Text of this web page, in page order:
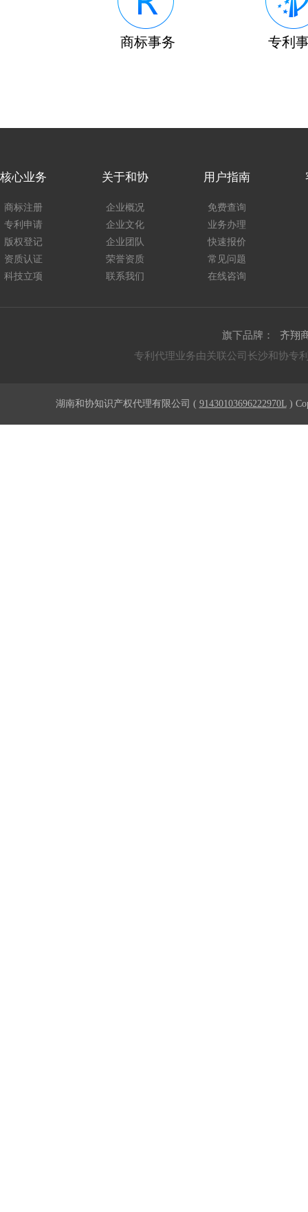
商标事务 专利
核心业务
商标注册
专利申请
版权登记
资质认证
科技立项
关于和协
企业概况
企业文化
企业团队
荣誉资质
联系我们
用户指南
免费查询
业务办理
快速报价
常见问题
在线咨询
旗下品牌：
齐翔
专利代理业务由关联公司长沙和协专
湖南和协知识产权代理有限公司 ( 91430103696222970L)